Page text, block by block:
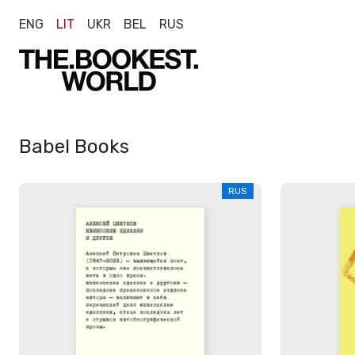
ENG LIT UKR BEL RUS
Babel Books
RUS